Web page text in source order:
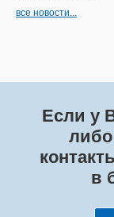
все новости...
Если у
в